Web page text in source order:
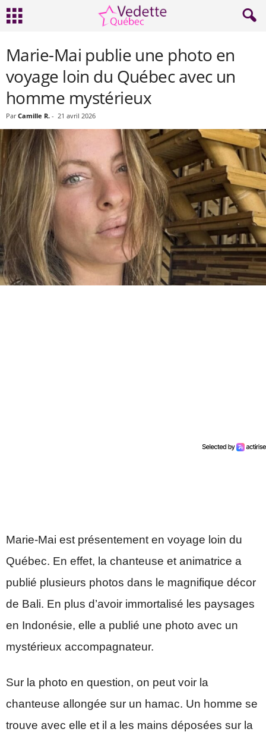
Marie-Mai publie une photo en
voyage loin du Québec avec un
homme mystérieux
Par Camille R. - 21 avril 2026
Marie-Mai est présentement en voyage loin du
Québec. En effet, la chanteuse et animatrice a
publié plusieurs photos dans le magnifique décor
de Bali. En plus d’avoir immortalisé les paysages
en Indonésie, elle a publié une photo avec un
mystérieux accompagnateur.
Sur la photo en question, on peut voir la
chanteuse allongée sur un hamac. Un homme se
trouve avec elle et il a les mains déposées sur la